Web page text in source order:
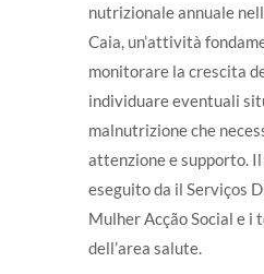
nutrizionale annuale
Caia, un’attività
monitorare la crescita
individuare eventuali
malnutrizione che
attenzione e supporto.
eseguito da il Serviços
Mulher Acção Social e
dell’area salute.